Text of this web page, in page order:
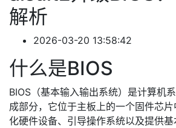
解析
2026-03-20 13:58:42
什么是BIOS
BIOS（基本输入输出系统）是计算机
成部分，它位于主板上的一个固件芯
化硬件设备、引导操作系统以及提供基